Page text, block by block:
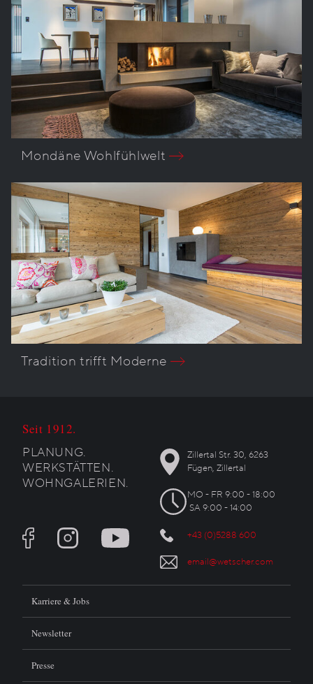
Mondäne Wohlfühlwelt
Tradition trifft Moderne
Seit 1912.
PLANUNG.
WERKSTÄTTEN.
WOHNGALERIEN.
Zillertal Str. 30, 6263
Fügen, Zillertal
MO - FR 9:00 - 18:00
SA 9:00 - 14:00
+43 (0)5288 600
email@wetscher.com
Karriere & Jobs
Newsletter
Presse